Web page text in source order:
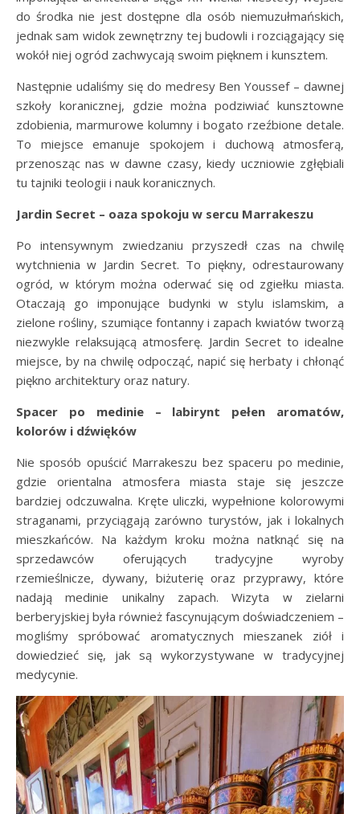
do środka nie jest dostępne dla osób niemuzułmańskich,
jednak sam widok zewnętrzny tej budowli i rozciągający się
wokół niej ogród zachwycają swoim pięknem i kunsztem.
Następnie udaliśmy się do medresy Ben Youssef – dawnej
szkoły koranicznej, gdzie można podziwiać kunsztowne
zdobienia, marmurowe kolumny i bogato rzeźbione detale.
To miejsce emanuje spokojem i duchową atmosferą,
przenosząc nas w dawne czasy, kiedy uczniowie zgłębiali
tu tajniki teologii i nauk koranicznych.
Jardin Secret – oaza spokoju w sercu Marrakeszu
Po intensywnym zwiedzaniu przyszedł czas na chwilę
wytchnienia w Jardin Secret. To piękny, odrestaurowany
ogród, w którym można oderwać się od zgiełku miasta.
Otaczają go imponujące budynki w stylu islamskim, a
zielone rośliny, szumiące fontanny i zapach kwiatów tworzą
niezwykle relaksującą atmosferę. Jardin Secret to idealne
miejsce, by na chwilę odpocząć, napić się herbaty i chłonąć
piękno architektury oraz natury.
Spacer po medinie – labirynt pełen aromatów,
kolorów i dźwięków
Nie sposób opuścić Marrakeszu bez spaceru po medinie,
gdzie orientalna atmosfera miasta staje się jeszcze
bardziej odczuwalna. Kręte uliczki, wypełnione kolorowymi
straganami, przyciągają zarówno turystów, jak i lokalnych
mieszkańców. Na każdym kroku można natknąć się na
sprzedawców oferujących tradycyjne wyroby
rzemieślnicze, dywany, biżuterię oraz przyprawy, które
nadają medinie unikalny zapach. Wizyta w zielarni
berberyjskiej była również fascynującym doświadczeniem –
mogliśmy spróbować aromatycznych mieszanek ziół i
dowiedzieć się, jak są wykorzystywane w tradycyjnej
medycynie.